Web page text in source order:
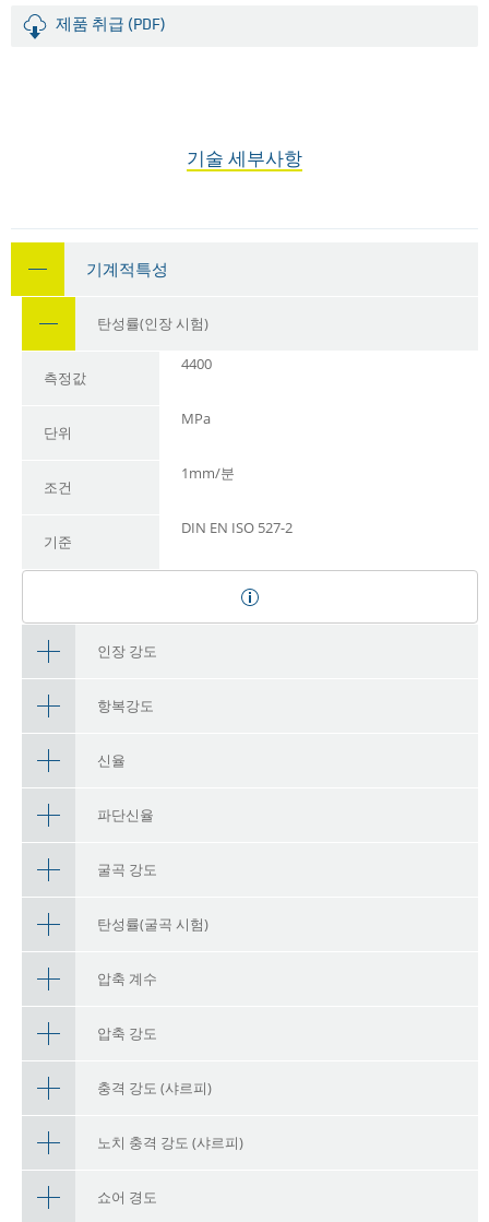
제품 취급 (PDF)
기술 세부사항
기계적특성
탄성률(인장 시험)
측정값
4400
단위
MPa
조건
1mm/분
기준
DIN EN ISO 527-2
인장 강도
항복강도
신율
파단신율
굴곡 강도
탄성률(굴곡 시험)
압축 계수
압축 강도
충격 강도 (샤르피)
노치 충격 강도 (샤르피)
쇼어 경도